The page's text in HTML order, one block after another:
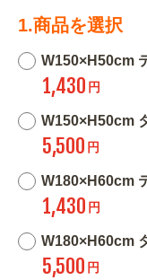
1.商品を選択
W150×H50cm
1,430 円
W150×H50cm
5,500 円
W180×H60cm
1,430 円
W180×H60cm
5,500 円